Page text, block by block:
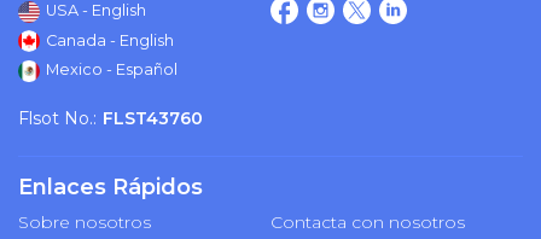
USA - English
Canada - English
Mexico - Español
Flsot No.: FLST43760
Enlaces Rápidos
Sobre nosotros
Contacta con nosotros